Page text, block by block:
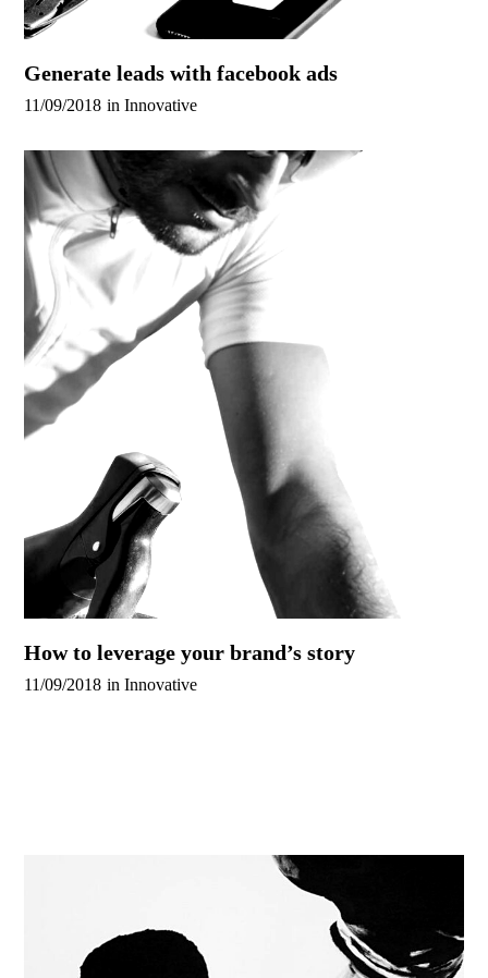
Generate leads with facebook ads
11/09/2018 in Innovative
How to leverage your brand’s story
11/09/2018 in Innovative